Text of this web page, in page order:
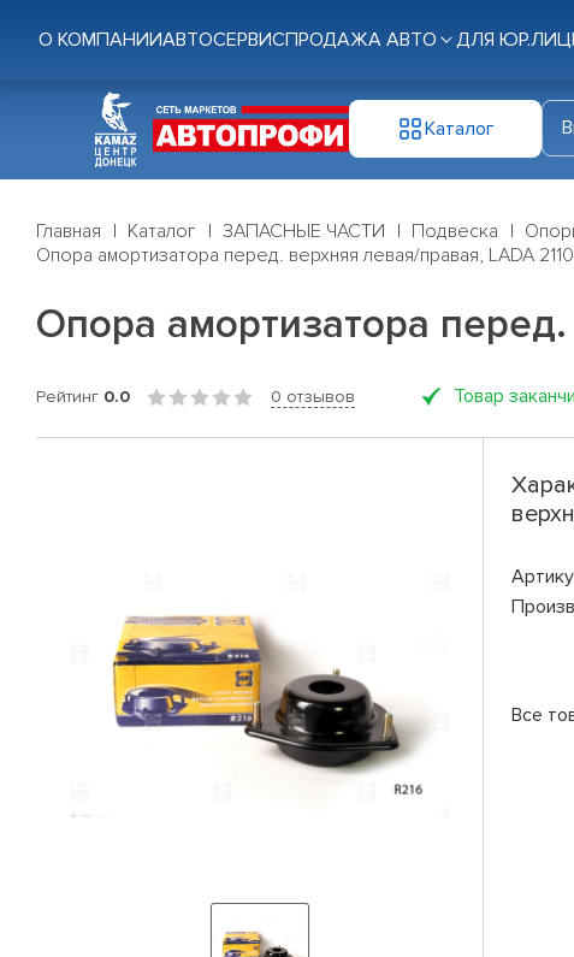
О КОМПАНИИАВТОСЕРВИСПРОДАЖА АВТО ДЛЯ ЮР.ЛИЦ
Каталог
Главная Каталог ЗАПАСНЫЕ ЧАСТИ Подвеска
Опора амортизатора перед. верхняя левая/правая, LADA
Опора амортизатора перед.
Рейтинг 0.0 0 отзывов Товар
Все